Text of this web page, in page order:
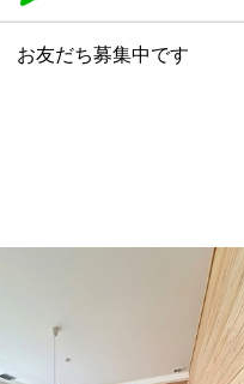
お友だち募集中です